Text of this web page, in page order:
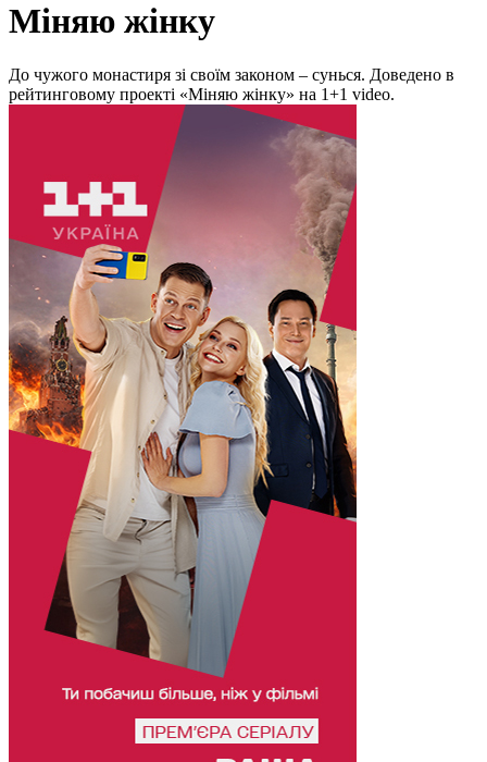
Міняю жінку
До чужого монастиря зі своїм законом – сунься. Доведено в
рейтинговому проекті «Міняю жінку» на 1+1 video.